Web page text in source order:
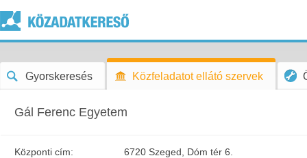
Gyorskeresés Közfeladatot ellátó szervek
Gál Ferenc Egyetem
Központi cím: 6720 Szeged, Dóm tér 6.